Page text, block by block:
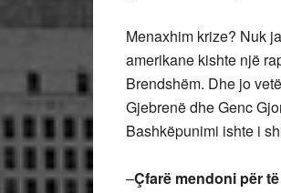
Menaxhim krize? Nuk
amerikane kishte një
Brendshëm. Dhe jo
Gjebrenë dhe Genc
Bashkëpunimi ishte i
–Çfarë mendoni për